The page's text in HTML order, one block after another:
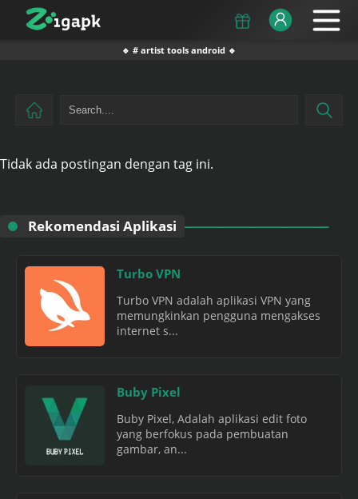
🔹 # artist tools android 🔹
Tidak ada postingan dengan tag ini.
Rekomendasi Aplikasi
Turbo VPN
Turbo VPN adalah aplikasi VPN yang
memungkinkan pengguna mengakses
internet s...
Buby Pixel
Buby Pixel, Adalah aplikasi edit foto
yang berfokus pada pembuatan
gambar, an...